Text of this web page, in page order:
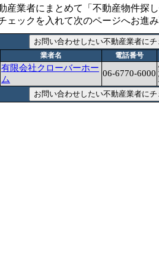
産業者にまとめて「不動産物件探
ェックを入れて次のページへお進み
業者名 電話番号
有限会社クローバーホー
ム
06-6770-6000